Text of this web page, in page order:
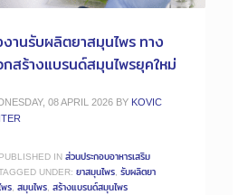
งานรับผลิตยาสมุนไพร ทาง
กสร้างแบรนด์สมุนไพรยุคใหม่
08 APRIL 2026 BY KOVIC
PUBLISHED INส่วนประกอบอาหารเสริม
UNDER: ยาสมุนไพร, รับผลิตยา
ร, สมุนไพร, สร้างแบรนด์สมุนไพร